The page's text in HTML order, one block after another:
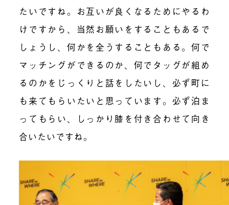
たいですね。お互いが良くなるためにやるわ
けですから、当然お願いをすることもあるで
しょうし、何かを全うすることもある。何で
マッチングができるのか、何でタッグが組め
るのかをじっくりと話をしたいし、必ず町に
も来てもらいたいと思っています。必ず泊ま
ってもらい、しっかり膝を付き合わせて向き
合いたいですね。